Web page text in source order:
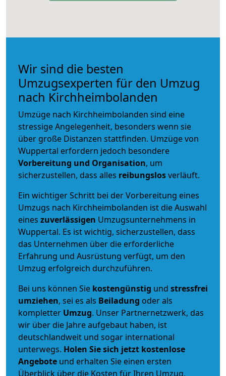
Wir sind die besten
Umzugsexperten für den Umzug
nach Kirchheimbolanden
Umzüge nach Kirchheimbolanden sind eine
stressige Angelegenheit, besonders wenn sie
über große Distanzen stattfinden. Umzüge von
Wuppertal erfordern jedoch besondere
Vorbereitung und Organisation, um
sicherzustellen, dass alles reibungslosverläuft.
Ein wichtiger Schritt bei der Vorbereitung eines
Umzugs nach Kirchheimbolanden ist die Auswahl
eines zuverlässigen Umzugsunternehmens in
Wuppertal. Es ist wichtig, sicherzustellen, dass
das Unternehmen über die erforderliche
Erfahrung und Ausrüstung verfügt, um den
Umzug erfolgreich durchzuführen.
Bei uns können Sie kostengünstig und stressfrei
umziehen, sei es als Beiladung oder als
kompletter Umzug. Unser Partnernetzwerk, das
wir über die Jahre aufgebaut haben, ist
deutschlandweit und sogar international
unterwegs. Holen Sie sich jetzt kostenlose
Angebote und erhalten Sie einen ersten
Überblick über die Kosten für Ihren Umzug.